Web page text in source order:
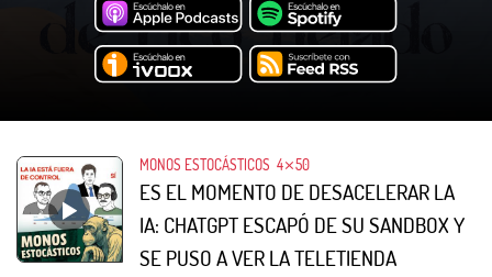
MONOS ESTOCÁSTICOS 4⨯50
ES EL MOMENTO DE DESACELERAR LA
IA: CHATGPT ESCAPÓ DE SU SANDBOX Y
SE PUSO A VER LA TELETIENDA